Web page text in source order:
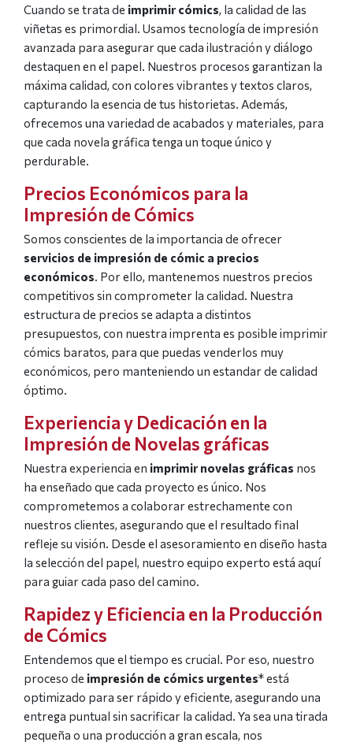
Cuando se trata de imprimir cómics, la calidad de las
viñetas es primordial. Usamos tecnología de impresión
avanzada para asegurar que cada ilustración y diálogo
destaquen en el papel. Nuestros procesos garantizan la
máxima calidad, con colores vibrantes y textos claros,
capturando la esencia de tus historietas. Además,
ofrecemos una variedad de acabados y materiales, para
que cada novela gráfica tenga un toque único y
perdurable.
Precios Económicos para la
Impresión de Cómics
Somos conscientes de la importancia de ofrecer
servicios de impresión de cómic a precios
económicos. Por ello, mantenemos nuestros precios
competitivos sin comprometer la calidad. Nuestra
estructura de precios se adapta a distintos
presupuestos, con nuestra imprenta es posible imprimir
cómics baratos, para que puedas venderlos muy
económicos, pero manteniendo un estandar de calidad
óptimo.
Experiencia y Dedicación en la
Impresión de Novelas gráficas
Nuestra experiencia en imprimir novelas gráficas nos
ha enseñado que cada proyecto es único. Nos
comprometemos a colaborar estrechamente con
nuestros clientes, asegurando que el resultado final
refleje su visión. Desde el asesoramiento en diseño hasta
la selección del papel, nuestro equipo experto está aquí
para guiar cada paso del camino.
Rapidez y Eficiencia en la Producción
de Cómics
Entendemos que el tiempo es crucial. Por eso, nuestro
proceso de impresión de cómics urgentes* está
optimizado para ser rápido y eficiente, asegurando una
entrega puntual sin sacrificar la calidad. Ya sea una tirada
pequeña o una producción a gran escala, nos